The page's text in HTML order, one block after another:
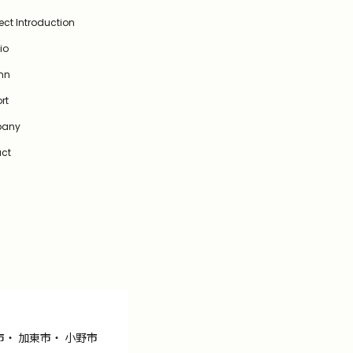
Introduction
・ 加東市 ・ 小野市